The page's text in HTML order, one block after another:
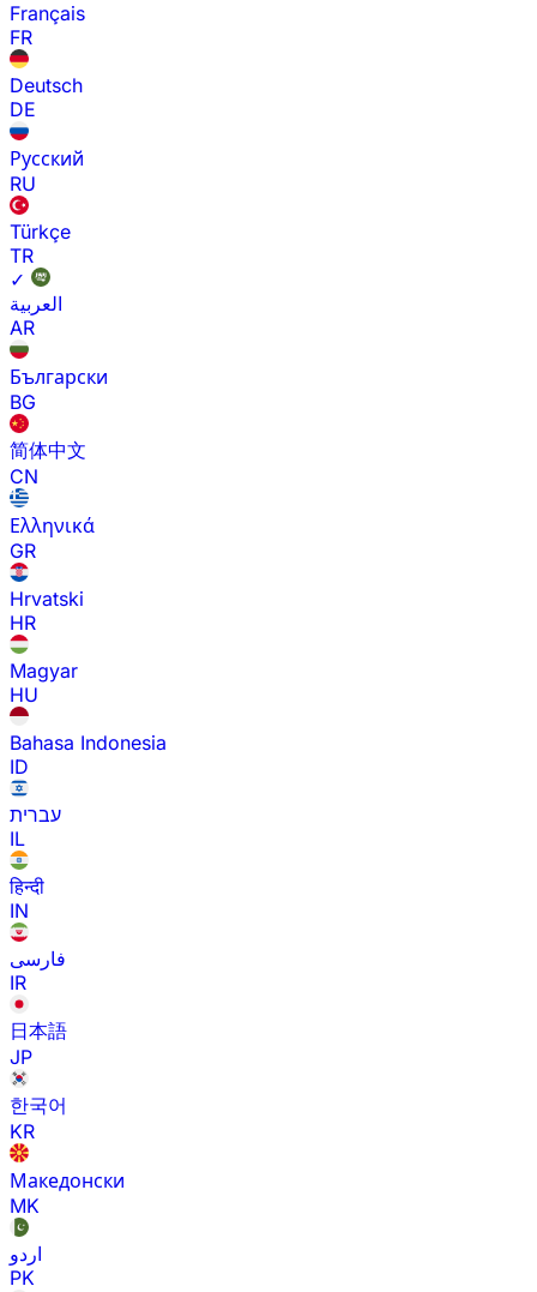
Français
FR
Deutsch
DE
Русский
RU
Türkçe
TR
✓
العربية
AR
Български
BG
简体中文
CN
Ελληνικά
GR
Hrvatski
HR
Magyar
HU
Bahasa Indonesia
ID
עברית
IL
हिन्दी
IN
فارسی
IR
日本語
JP
한국어
KR
Македонски
MK
اردو
PK